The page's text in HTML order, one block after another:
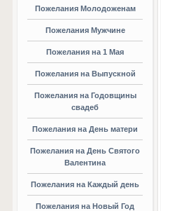
Пожелания Молодоженам
Пожелания Мужчине
Пожелания на 1 Мая
Пожелания на Выпускной
Пожелания на Годовщины
свадеб
Пожелания на День матери
Пожелания на День Святого
Валентина
Пожелания на Каждый день
Пожелания на Новый Год